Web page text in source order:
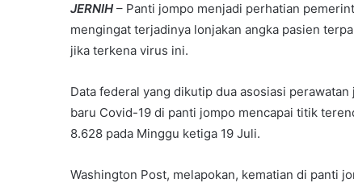
JERNIH – Panti jompo menjadi perhatian
mengingat terjadinya lonjakan angka pasien
jika terkena virus ini.
Data federal yang dikutip dua asosiasi
baru Covid-19 di panti jompo mencapai titik
8.628 pada Minggu ketiga 19 Juli.
Washington Post, melapokan, kematian di panti